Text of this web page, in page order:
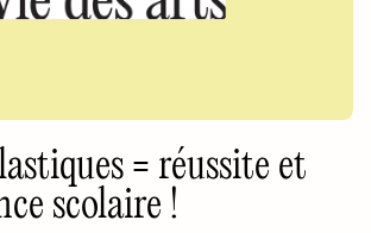
= réussite et
scolaire !